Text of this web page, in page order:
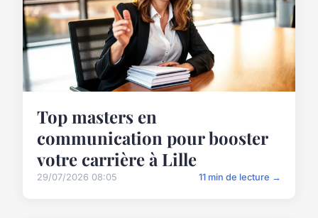
Top masters en
communication pour booster
votre carrière à Lille
29/07/2026 08:05 11 min de lecture →